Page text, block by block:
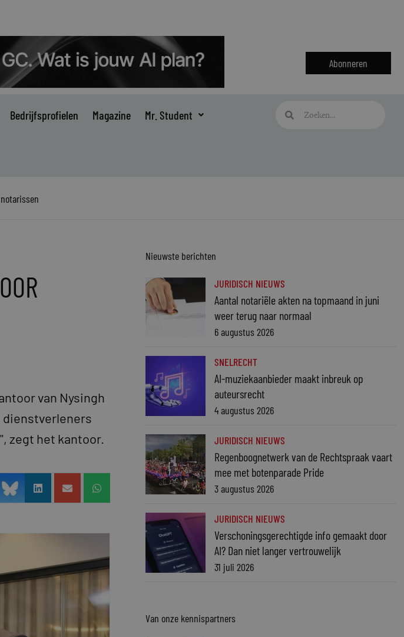
Abonneren
Bedrijfsprofielen Magazine Mr. Student Zoeken
van Nysingh
dienstverleners
zegt het kantoor.
Nieuwste berichten
JURIDISCH NIEUWS
Aantal notariële akten na topmaand in juni
weer terug naar normaal
6 augustus 2026
SNELRECHT
AI-muziekaanbieder maakt inbreuk op
auteursrecht
4 augustus 2026
JURIDISCH NIEUWS
Regenboognetwerk van de Rechtspraak vaart
mee met botenparade Pride
3 augustus 2026
JURIDISCH NIEUWS
Verschoningsgerechtigde info gemaakt door
AI? Dan niet langer vertrouwelijk
31 juli 2026
Van onze kennispartners